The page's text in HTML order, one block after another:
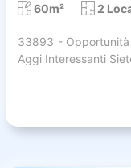
60m² 2
33893 -
Aggi Interessanti